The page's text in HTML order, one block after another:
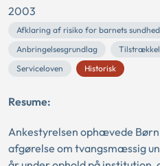
2003
Afklaring af risiko for barnets
Anbringelsesgrundlag
Serviceloven
Historisk
Resume:
Ankestyrelsen ophævede
afgørelse om tvangsmæssig